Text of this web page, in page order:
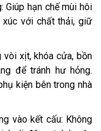
hạn chế mùi hôi
xúc với chất thải, giữ
xịt, khóa cửa, bồn
để tránh hư hỏng.
kiện bên trong nhà
vào kết cấu: Không